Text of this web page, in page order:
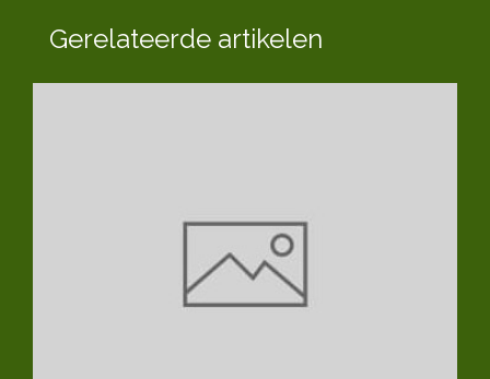
Gerelateerde artikelen